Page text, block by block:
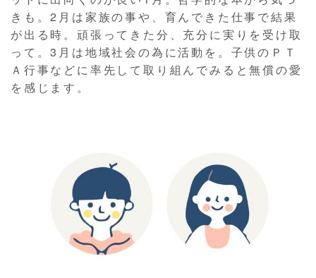
きも。2月は家族の事や、育んできた仕事で結果
が出る時。頑張ってきた分、充分に実りを受け取
って。3月は地域社会の為に活動を。子供のＰＴ
Ａ行事などに率先して取り組んでみると無償の愛
を感じます。